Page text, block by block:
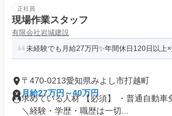
正社員
現場作業スタッフ
有限会社岩城建設
未経験でも月給27万円✨年間休日120日以上
〒470-0213愛知県みよし市打越町
月給27万円～40万円
求めている人材 【必須】 ・普通自動車
＼経験・学歴・職歴は一切...